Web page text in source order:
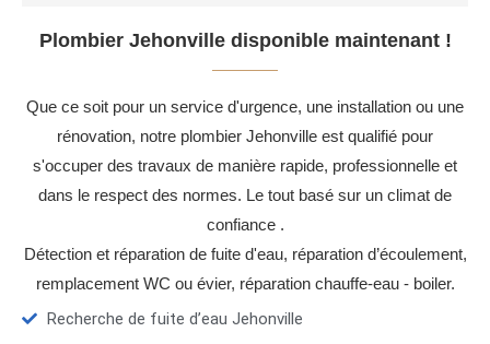
Plombier Jehonville disponible maintenant !
Que ce soit pour un service d'urgence, une installation ou une
rénovation, notre plombier Jehonville est qualifié pour
s'occuper des travaux de manière rapide, professionnelle et
dans le respect des normes. Le tout basé sur un climat de
confiance .
Détection et réparation de fuite d'eau, réparation d’écoulement,
remplacement WC ou évier, réparation chauffe-eau - boiler.
Recherche de fuite d’eau Jehonville